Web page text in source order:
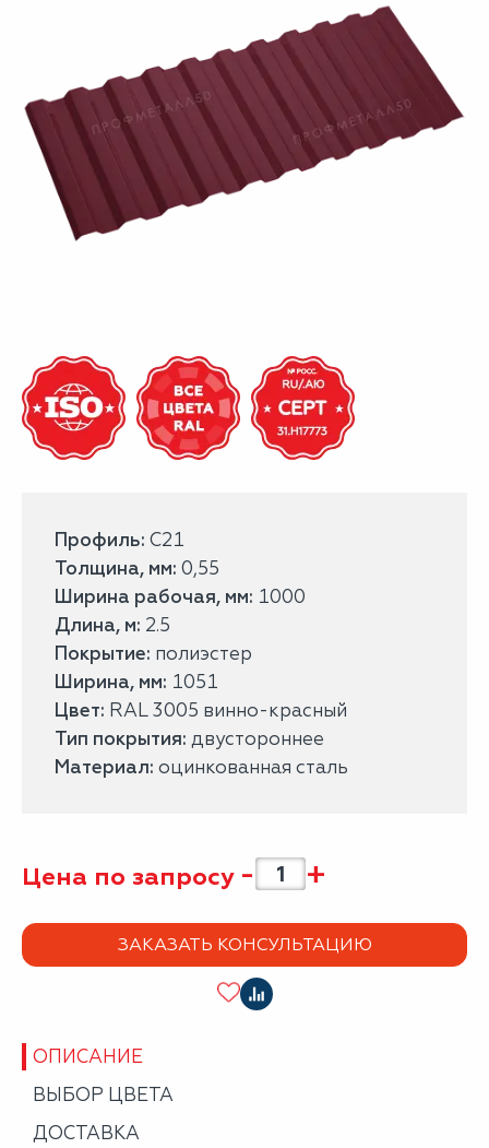
Профиль: С21
Толщина, мм: 0,55
Ширина рабочая, мм: 1000
Длина, м: 2.5
Покрытие: полиэстер
Ширина, мм: 1051
Цвет: RAL 3005 винно-красный
Тип покрытия: двустороннее
Материал: оцинкованная сталь
Цена по запросу - +
ЗАКАЗАТЬ КОНСУЛЬТАЦИЮ
ОПИСАНИЕ
ВЫБОР ЦВЕТА
ДОСТАВКА